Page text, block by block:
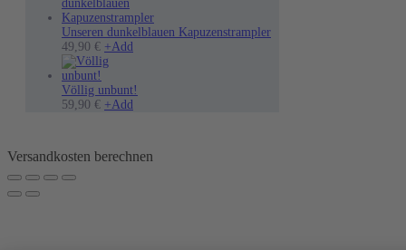
gewählt
werden
Unseren dunkelblauen Kapuzenstrampler
49,90 € +Add
mehrere
können
Völlig unbunt!
59,90 € +Add
Varianten
Versandkosten berechnen